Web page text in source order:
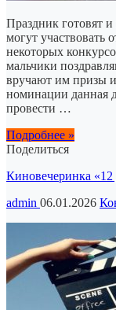
Праздник готовят
могут участвовать
некоторых
мальчики
вручают им призы
номинации данная
провести …
Подробнее »
Поделиться
Киновечеринка «12
admin 06.01.2026